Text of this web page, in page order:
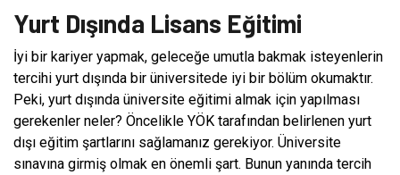
Yurt Dışında Lisans Eğitimi
İyi bir kariyer yapmak, geleceğe umutla bakmak isteyenlerin
tercihi yurt dışında bir üniversitede iyi bir bölüm okumaktır.
Peki, yurt dışında üniversite eğitimi almak için yapılması
gerekenler neler? Öncelikle YÖK tarafından belirlenen yurt
dışı eğitim şartlarını sağlamanız gerekiyor. Üniversite
sınavına girmiş olmak en önemli şart. Bunun yanında tercih